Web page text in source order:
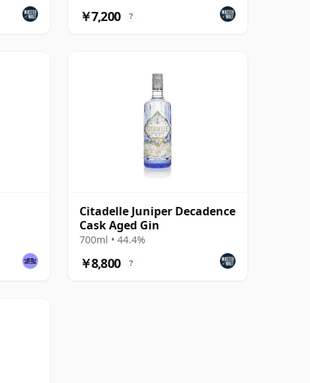
￥7,200 ?
Citadelle Juniper Decadence
Cask Aged Gin
700ml • 44.4%
￥8,800 ?